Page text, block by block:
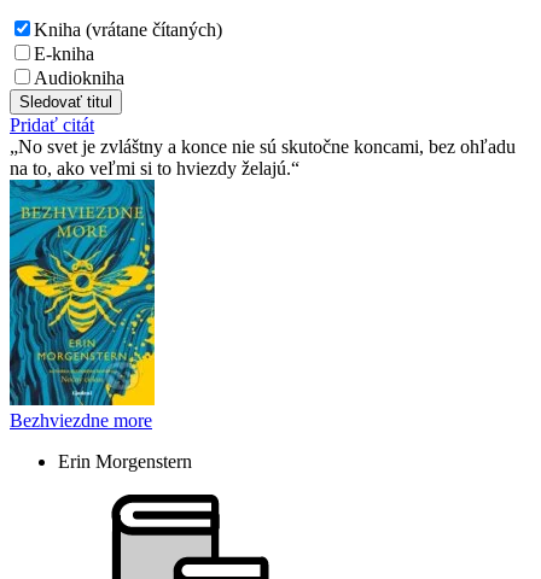
Kniha (vrátane čítaných)
E-kniha
Audiokniha
Sledovať titul
Pridať citát
No svet je zvláštny a konce nie sú skutočne koncami, bez ohľadu
na to, ako veľmi si to hviezdy želajú.
Bezhviezdne more
Erin Morgenstern